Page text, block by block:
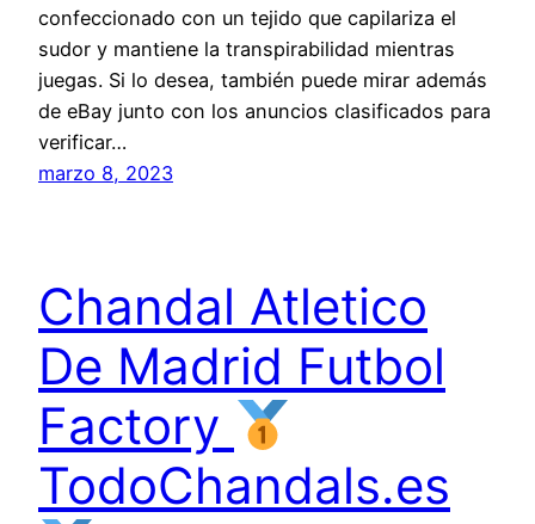
confeccionado con un tejido que capilariza el
sudor y mantiene la transpirabilidad mientras
juegas. Si lo desea, también puede mirar además
de eBay junto con los anuncios clasificados para
verificar…
marzo 8, 2023
Chandal Atletico
De Madrid Futbol
Factory
TodoChandals.es